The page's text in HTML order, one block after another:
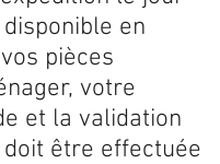
en
pièces
votre
et la validation
être effectuée